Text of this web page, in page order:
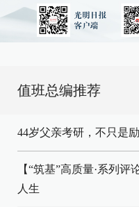
值班总编推荐
44岁父亲考研，不只是
【“筑基”高质量·系列
人生